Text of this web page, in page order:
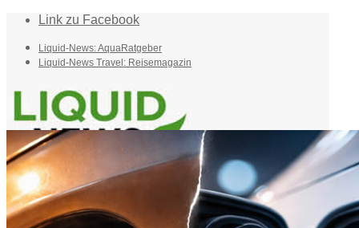
Link zu Facebook
Liquid-News: AquaRatgeber
Liquid-News Travel: Reisemagazin
Home